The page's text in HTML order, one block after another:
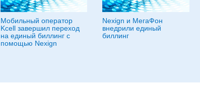
Мобильный оператор
Kcell завершил переход
на единый биллинг с
помощью Nexign
Nexign и МегаФон
внедрили единый
биллинг